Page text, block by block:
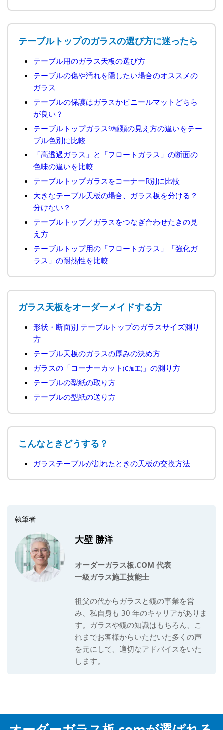
テーブルトップのガラスの選び方に迷ったら
テーブル用のガラス天板の選び方
テーブルの傷や汚れを隠したい場合のオススメの
ガラス
テーブルの保護はガラスかビニールマットどちら
が良い？
テーブルトップガラス9種類の見え方の違いをテー
ブル色別に比較
「高透過ガラス」と「フロートガラス」の断面の
色味の違いを比較
テーブルトップガラスをコーナーR別に比較
大きなテーブル天板の場合、ガラス板を分ける？
分けない？
テーブルトップ／ガラスをつなぎ合わせたきの見
え方
テーブルトップ用の「フロートガラス」「強化ガ
ラス」の耐熱性を比較
ガラス天板をオーダーメイドする方
形状・断面別 テーブルトップのガラスサイズ測り
方
テーブル天板のガラスの厚みの決め方
ガラスの「コーナーカット(C加工) 」の測り方
テーブルの型紙の取り方
テーブルの型紙の送り方
こんなときどうする？
ガラステーブルが割れたときの天板の交換方法
執筆者
大壁 勝洋
オーダーガラス板.COM 代表
一級ガラス施工技能士
祖父の代からガラスと鏡の事業を営
み、私自身も 30 年のキャリアがありま
す。ガラスや鏡の知識はもちろん、こ
れまでお客様からいただいた多くの声
を元にして、適切なアドバイスをいた
します。